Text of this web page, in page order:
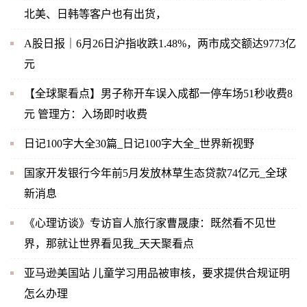
北美、日韩等客户也有出货，
A股日报｜6月26日沪指收跌1.48%，两市成交额达9773亿
元
【全球聚看点】男子称开车误入成都一停车场51秒收费8
元 管理方：入场即时收费
日记100字大全30篇_日记100字大全_世界新视野
国家开发银行今年前5月发放林草生态贷款74亿元_全球
新消息
《心理访谈》专访盲人旅行家曹晟康：既然看不见世
界，那就让世界看见我_天天聚看点
亚马逊美国站 儿童学习用品被审核，要求提供合规证明
怎么办理